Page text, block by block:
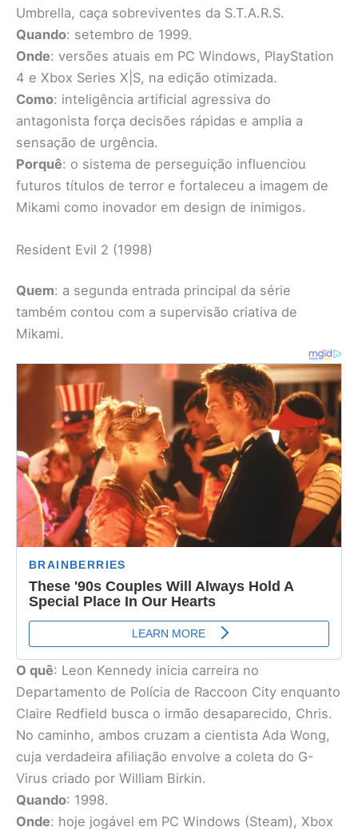
Umbrella, caça sobreviventes da S.T.A.R.S.
Quando: setembro de 1999.
Onde: versões atuais em PC Windows, PlayStation
4 e Xbox Series X|S, na edição otimizada.
Como: inteligência artificial agressiva do
antagonista força decisões rápidas e amplia a
sensação de urgência.
Porquê: o sistema de perseguição influenciou
futuros títulos de terror e fortaleceu a imagem de
Mikami como inovador em design de inimigos.
Resident Evil 2 (1998)
Quem: a segunda entrada principal da série
também contou com a supervisão criativa de
Mikami.
O quê: Leon Kennedy inicia carreira no
Departamento de Polícia de Raccoon City enquanto
Claire Redfield busca o irmão desaparecido, Chris.
No caminho, ambos cruzam a cientista Ada Wong,
cuja verdadeira afiliação envolve a coleta do G-
Virus criado por William Birkin.
Quando: 1998.
Onde: hoje jogável em PC Windows (Steam), Xbox